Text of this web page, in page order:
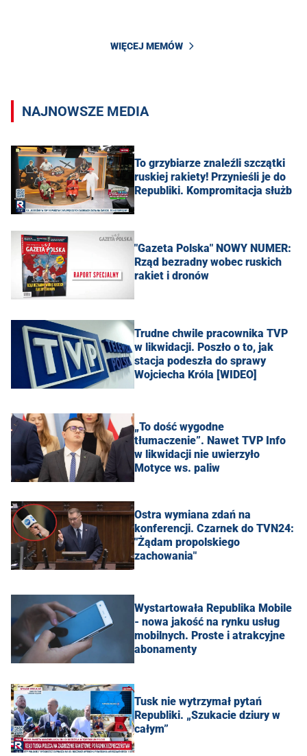
WIĘCEJ MEMÓW
NAJNOWSZE MEDIA
To grzybiarze znaleźli szczątki
ruskiej rakiety! Przynieśli je do
Republiki. Kompromitacja służb
"Gazeta Polska" NOWY NUMER:
Rząd bezradny wobec ruskich
rakiet i dronów
Trudne chwile pracownika TVP
w likwidacji. Poszło o to, jak
stacja podeszła do sprawy
Wojciecha Króla [WIDEO]
„To dość wygodne
tłumaczenie”. Nawet TVP Info
w likwidacji nie uwierzyło
Motyce ws. paliw
Ostra wymiana zdań na
konferencji. Czarnek do TVN24:
"Żądam propolskiego
zachowania"
Wystartowała Republika Mobile
- nowa jakość na rynku usług
mobilnych. Proste i atrakcyjne
abonamenty
Tusk nie wytrzymał pytań
Republiki. „Szukacie dziury w
całym”